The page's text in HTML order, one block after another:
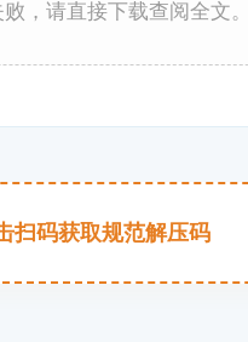
，请直接下载查阅全文。
扫码获取规范解压码